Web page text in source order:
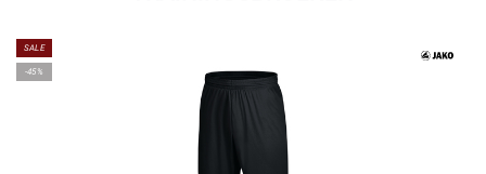
SALE
-45%